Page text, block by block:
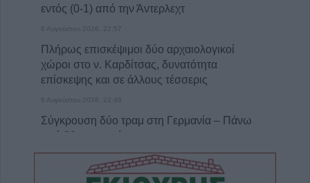
εντός (0-1) από την Άντερλεχτ
6 Αυγούστου 2026, 22:57
Πλήρως επισκέψιμοι δύο αρχαιολογικοί
χώροι στο ν. Καρδίτσας, δυνατότητα
επίσκεψης και σε άλλους τέσσερις
6 Αυγούστου 2026, 22:48
Σύγκρουση δύο τραμ στη Γερμανία – Πάνω
από 20 τραυματίες
6 Αυγούστου 2026, 21:11
Συρία: Δύο νεκροί και 13 τραυματίες από